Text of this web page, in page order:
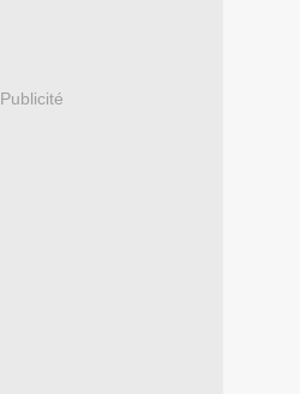
Publicité